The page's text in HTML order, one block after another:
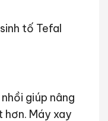
giúp nâng
Máy xay